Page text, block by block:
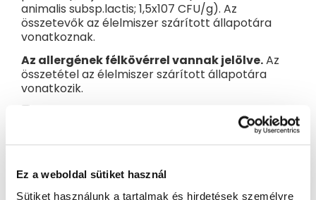
Ez a weboldal sütiket használ
Sütiket használunk a tartalmak és hirdetések személyre
a gyermekorvos ajánlását.
Fontos figyelmeztetés: A csecsemők táplálásának legjobb
módja a szoptatás. A Beggs 3 kisgyermek tej a 12. hónapos
kisgyermekek vegyes és kiegyensúlyozott étrendjének része
lehet. Ha cumisüvegből táplálkozik, kerülje a cumi és a fogak
érintkezésének szükségtelen meghosszabbítását, ezzel
az elkészítésre, etetésre és tárolásra vonatkozó utasításokat,
különben veszélyezteti a gyermek egészségét. 12 hónaposnál
fiatalabb gyermekek számára nem ajánlott.
Fontos ajánlás: Minden adag elkészítése után gondosan zárja
le a csomagolást. Ne adjon hozzá több vagy kevesebb
adagolókanálnyi mennyiséget a megadottnál, vagy bármi
animalis subsp.lactis; 1,5x107 CFU/g). Az
összetevők az élelmiszer szárított állapotára
vonatkoznak.
Az allergének félkövérrel vannak jelölve.Az
összetétel az élelmiszer szárított állapotára
vonatkozik.
100 ml*
Ebből a zsírok
Telített zsírsavak
g 5,85
0,84